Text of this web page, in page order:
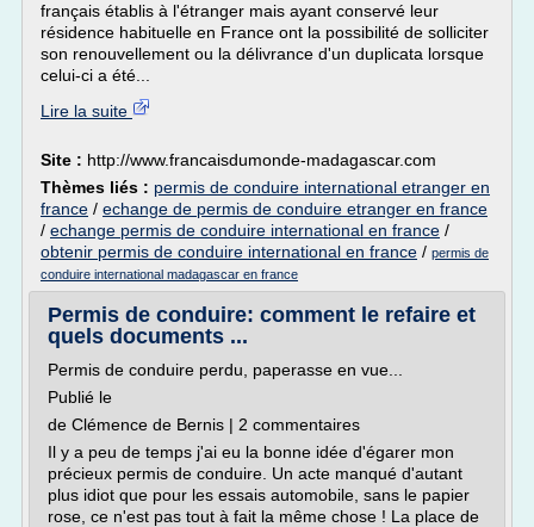
français établis à l'étranger mais ayant conservé leur
résidence habituelle en France ont la possibilité de solliciter
son renouvellement ou la délivrance d'un duplicata lorsque
celui-ci a été...
Lire la suite
Site : http://www.francaisdumonde-madagascar.com
Thèmes liés : permis de conduire international etranger en
france / echange de permis de conduire etranger en france
/ echange permis de conduire international en france /
obtenir permis de conduire international en france / permis de
conduire international madagascar en france
Permis de conduire: comment le refaire et
quels documents ...
Permis de conduire perdu, paperasse en vue...
Publié le
de Clémence de Bernis | 2 commentaires
Il y a peu de temps j'ai eu la bonne idée d'égarer mon
précieux permis de conduire. Un acte manqué d'autant
plus idiot que pour les essais automobile, sans le papier
rose, ce n'est pas tout à fait la même chose ! La place de